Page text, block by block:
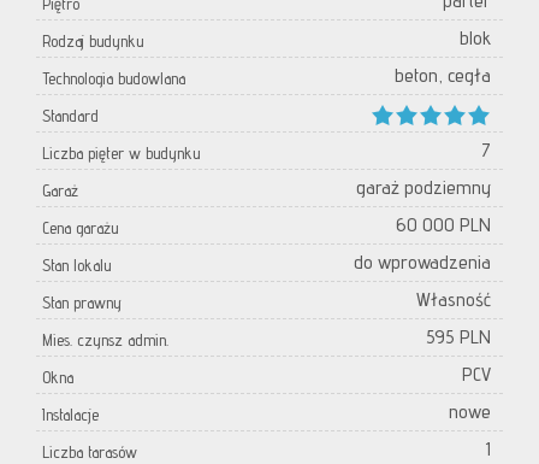
Piętro
Rodzaj budynku blok
Technologia budowlana beton, cegła
Standard
Liczba pięter w budynku
7
Garaż garaż podziemny
Cena garażu 60 000 PLN
Stan lokalu do wprowadzenia
Stan prawny Własność
Mies. czynsz admin. 595 PLN
Okna PCV
Instalacje nowe
Liczba tarasów 1